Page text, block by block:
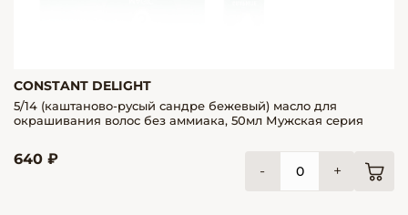
CONSTANT DELIGHT
5/14 (каштаново-русый сандре бежевый) масло для
окрашивания волос без аммиака, 50мл Мужская серия
640 ₽
- +